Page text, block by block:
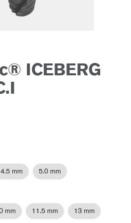
ICEBERG
4.5 mm 5.0 mm
mm 11.5 mm 13 mm